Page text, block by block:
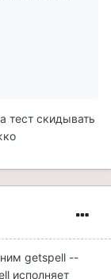
тест скидывать
getspell --
исполняет